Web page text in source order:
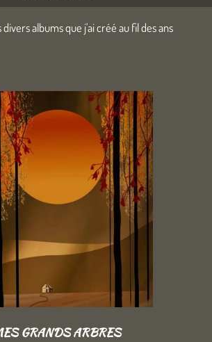
divers albums que j'ai créé au fil des ans
GRANDS ARBRES